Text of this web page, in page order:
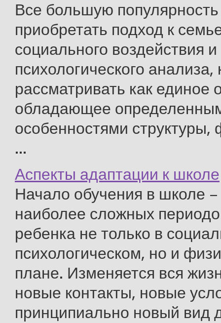
Все большую
приобретать подход к
социального воздействия и
психологического
рассматривать как единое
обладающее
особенностями структуры,
...
Аспекты адаптации к школе
Начало обучения в школе
наиболее сложных
ребенка не только в
психологическом, но и
плане. Изменяется вся
новые контакты, новые
принципиально новый вид